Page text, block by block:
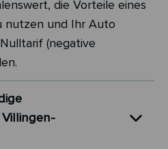
die Vorteile eines
nutzen und Ihr Auto
(negative